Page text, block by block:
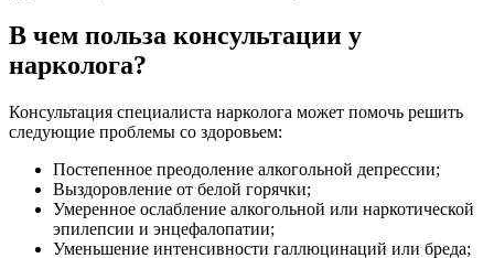
В чем польза консультации у
нарколога?
Консультация специалиста нарколога может помочь решить
следующие проблемы со здоровьем:
Постепенное преодоление алкогольной депрессии;
Выздоровление от белой горячки;
Умеренное ослабление алкогольной или наркотической
эпилепсии и энцефалопатии;
Уменьшение интенсивности галлюцинаций или бреда;